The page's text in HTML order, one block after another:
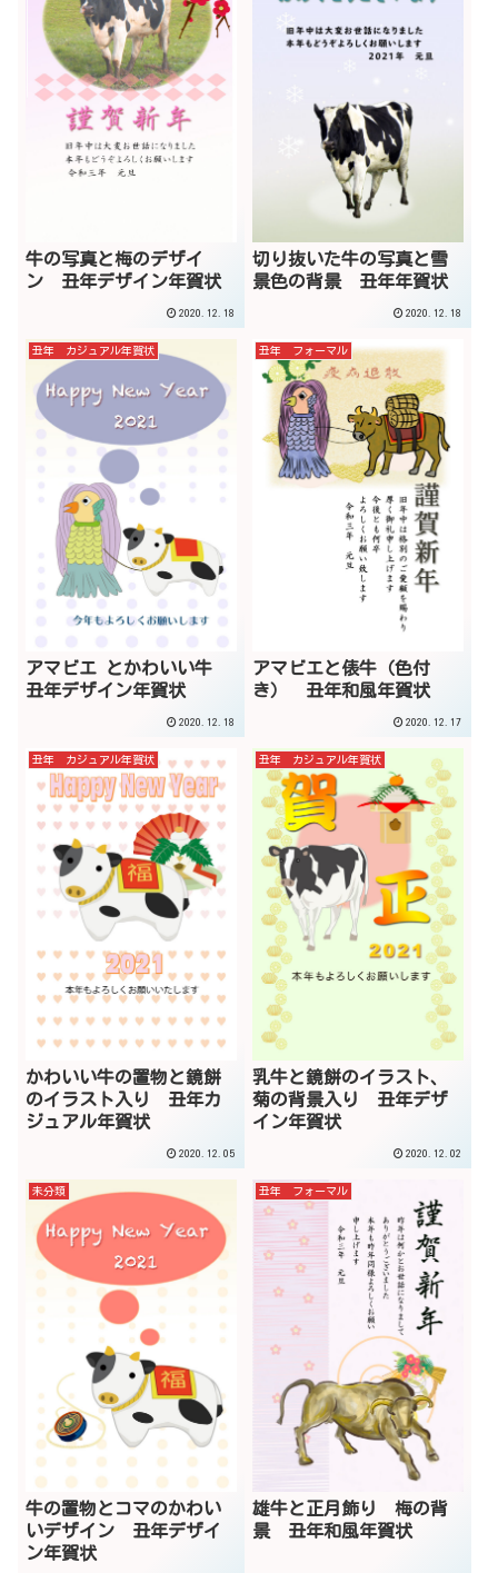
牛の写真と梅のデザイ
ン 丑年デザイン年賀状
2020.12.18
切り抜いた牛の写真と雪
景色の背景 丑年年賀状
2020.12.18
丑年 カジュアル年賀状
アマビエ とかわいい牛
丑年デザイン年賀状
2020.12.18
丑年 フォーマル
アマビエと俵牛（色付
き） 丑年和風年賀状
2020.12.17
丑年 カジュアル年賀状
かわいい牛の置物と鏡餅
のイラスト入り 丑年カ
ジュアル年賀状
2020.12.05
丑年 カジュアル年賀状
乳牛と鏡餅のイラスト、
菊の背景入り 丑年デザ
イン年賀状
2020.12.02
未分類
牛の置物とコマのかわい
いデザイン 丑年デザイ
ン年賀状
丑年 フォーマル
雄牛と正月飾り 梅の背
景 丑年和風年賀状